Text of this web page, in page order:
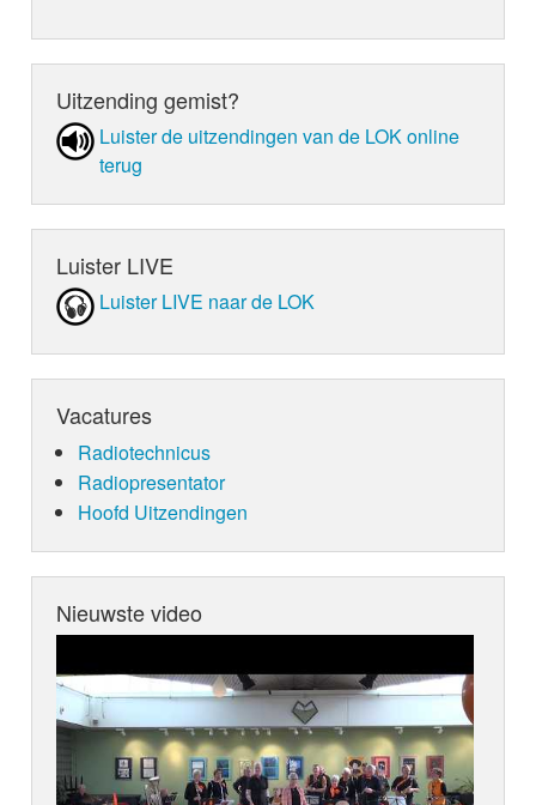
Uitzending gemist?
Luister de uit­zen­din­gen van de LOK online
terug
Luister LIVE
Luister LIVE naar de LOK
Vacatures
Radiotechnicus
Radiopresentator
Hoofd Uitzendingen
Nieuwste video